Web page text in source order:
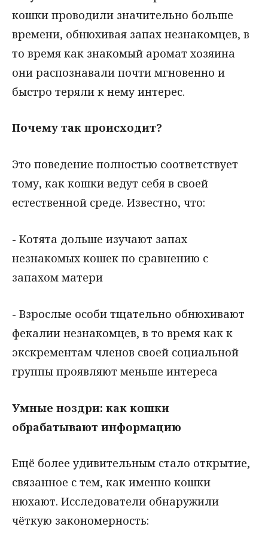
кошки проводили значительно больше
времени, обнюхивая запах незнакомцев, в
то время как знакомый аромат хозяина
они распознавали почти мгновенно и
быстро теряли к нему интерес.
Почему так происходит?
Это поведение полностью соответствует
тому, как кошки ведут себя в своей
естественной среде. Известно, что:
- Котята дольше изучают запах
незнакомых кошек по сравнению с
запахом матери
- Взрослые особи тщательно обнюхивают
фекалии незнакомцев, в то время как к
экскрементам членов своей социальной
группы проявляют меньше интереса
Умные ноздри: как кошки
обрабатывают информацию
Ещё более удивительным стало открытие,
связанное с тем, как именно кошки
нюхают. Исследователи обнаружили
чёткую закономерность: